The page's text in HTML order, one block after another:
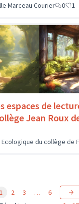
Marceau Courier
0 1
espaces de
Jean Roux
Ecologique du collège de
1 2 3 … 6